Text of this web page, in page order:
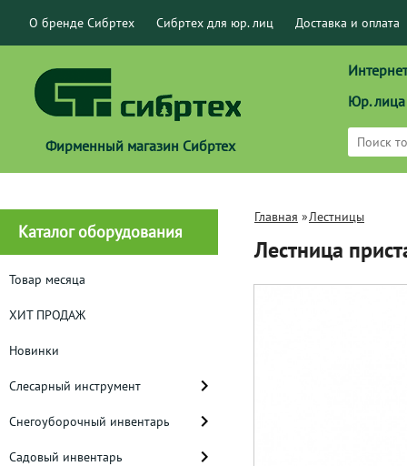
О бренде Сибртех Сибртех для юр. лиц Доставка и оплата
Фирменный магазин Сибртех
Юр. лица
Каталог оборудования
Товар месяца
ХИТ ПРОДАЖ
Новинки
Слесарный инструмент
Снегоуборочный инвентарь
Садовый инвентарь
Главная »Лестницы
Лестница